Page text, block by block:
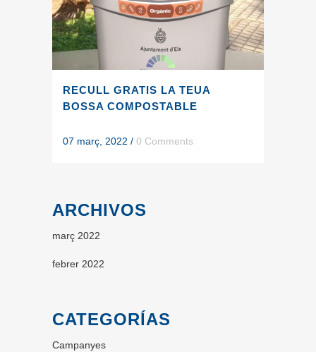
RECULL GRATIS LA TEUA
BOSSA COMPOSTABLE
07 març, 2022 / 0 Comments
ARCHIVOS
març 2022
febrer 2022
CATEGORÍAS
Campanyes